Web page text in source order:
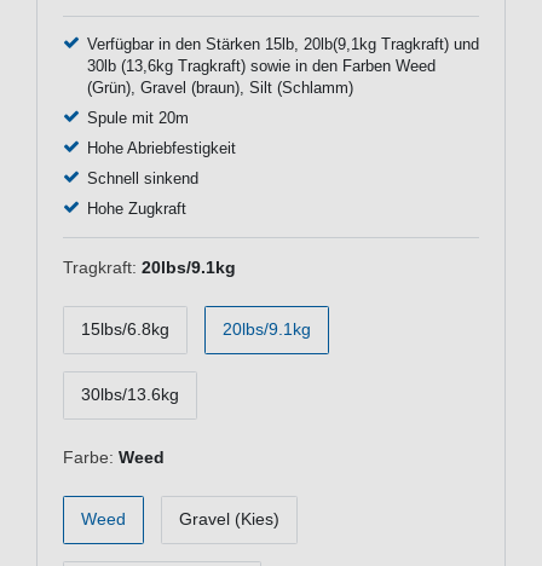
Verfügbar in den Stärken 15lb, 20lb(9,1kg Tragkraft) und
30lb (13,6kg Tragkraft) sowie in den Farben Weed
(Grün), Gravel (braun), Silt (Schlamm)
Spule mit 20m
Hohe Abriebfestigkeit
Schnell sinkend
Hohe Zugkraft
Tragkraft: 20lbs/9.1kg
15lbs/6.8kg 20lbs/9.1kg
30lbs/13.6kg
Farbe: Weed
Weed Gravel (Kies)